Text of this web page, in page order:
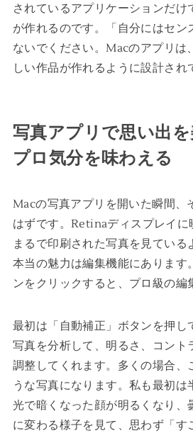
されているアプリケーションだけ
が作れるのです。「自分にはセン
ないでください。Macのアプリは
しい作品が作れるように設計され
写真アプリで思い出を
プロ気分を味わえる
Macの写真アプリを開いた瞬間、
はずです。Retinaディスプレイに
まるで印刷された写真を見ている
本当の魅力は編集機能にあります
ンをクリックすると、プロ級の編
最初は「自動補正」ボタンを押し
写真を分析して、明るさ、コント
調整してくれます。多くの場合、
うな写真になります。私も最初は
光で暗くなった顔が明るくなり、
に変わる様子を見て、思わず「す